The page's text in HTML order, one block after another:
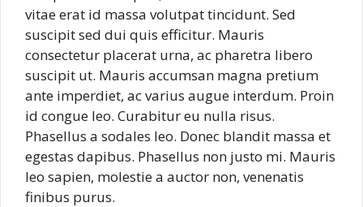
vitae erat id massa volutpat tincidunt. Sed
suscipit sed dui quis efficitur. Mauris
consectetur placerat urna, ac pharetra libero
suscipit ut. Mauris accumsan magna pretium
ante imperdiet, ac varius augue interdum. Proin
id congue leo. Curabitur eu nulla risus.
Phasellus a sodales leo. Donec blandit massa et
egestas dapibus. Phasellus non justo mi. Mauris
leo sapien, molestie a auctor non, venenatis
finibus purus.